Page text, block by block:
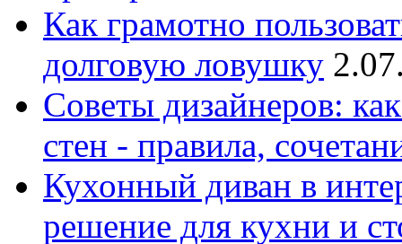
Как грамотно
долговую ловушку
Советы дизайнеров:
стен - правила,
Кухонный диван в
решение для кухни и